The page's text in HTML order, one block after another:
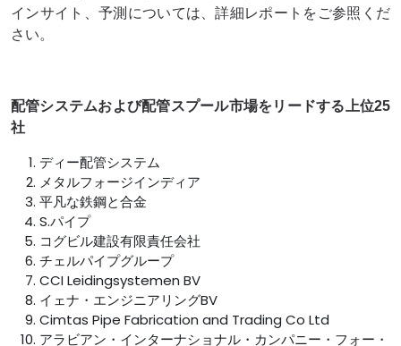
インサイト、予測については、詳細レポートをご参照くだ
さい。
配管システムおよび配管スプール市場をリードする上位25
社
ディー配管システム
メタルフォージインディア
平凡な鉄鋼と合金
S.パイプ
コグビル建設有限責任会社
チェルパイプグループ
CCI Leidingsystemen BV
イェナ・エンジニアリングBV
Cimtas Pipe Fabrication and Trading Co Ltd
アラビアン・インターナショナル・カンパニー・フォー・